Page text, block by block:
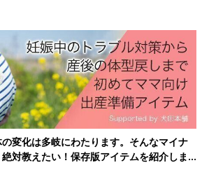
東京の婦人科クリニックに通っていまし
いほうがいいと思い、静岡で探すこと
探しに戸惑いましたが、幸い夫の兄夫婦
、近場でおすすめの病院をいくつか教え
も行っているところに通うことにしまし
ったし、年齢も若くはない。もし、なか
ムーズに次のステップに移れるように、
変化は多岐にわたります。そんなマイナ
対教えたい！保存版アイテムを紹介しま